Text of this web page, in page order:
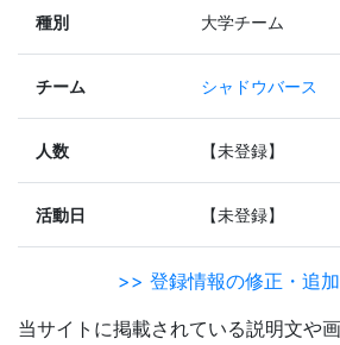
種別 大学チーム
チーム シャドウバース
人数 【未登録】
活動日 【未登録】
>> 登録情報の修正・追
当サイトに掲載されている説明文や